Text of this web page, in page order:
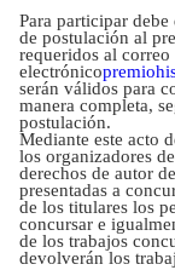
Para participar
de postulación al
requeridos al correo
electrónico
serán válidos para
manera completa,
postulación.
Mediante este acto
los organizadores
derechos de autor
presentadas a
de los titulares los
concursar e
de los trabajos
devolverán los